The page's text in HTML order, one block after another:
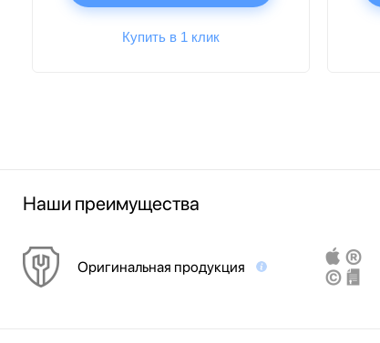
Купить в 1 клик
Наши преимущества
Оригинальная продукция